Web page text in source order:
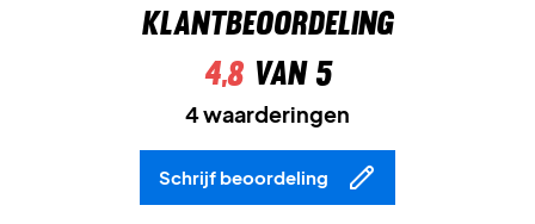
Klantbeoordeling
4,8van 5
4 waarderingen
Schrijf beoordeling